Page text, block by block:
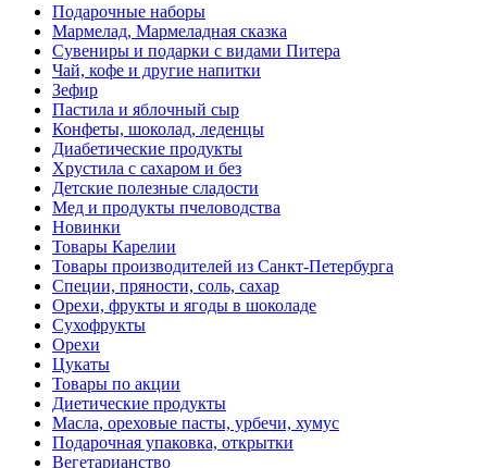
Подарочные наборы
Мармелад, Мармеладная сказка
Сувениры и подарки с видами Питера
Чай, кофе и другие напитки
Зефир
Пастила и яблочный сыр
Конфеты, шоколад, леденцы
Диабетические продукты
Хрустила с сахаром и без
Детские полезные сладости
Мед и продукты пчеловодства
Новинки
Товары Карелии
Товары производителей из Санкт-Петербурга
Специи, пряности, соль, сахар
Орехи, фрукты и ягоды в шоколаде
Сухофрукты
Орехи
Цукаты
Товары по акции
Диетические продукты
Масла, ореховые пасты, урбечи, хумус
Подарочная упаковка, открытки
Вегетарианство